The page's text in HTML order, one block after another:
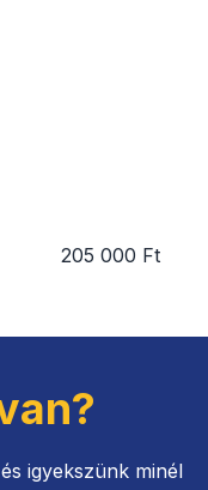
205 000 Ft
igyekszünk minél